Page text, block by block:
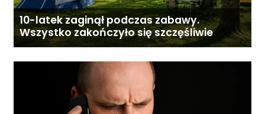
10-latek zaginął podczas zabawy.
Wszystko zakończyło się szczęśliwie